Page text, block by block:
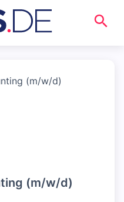
(m/w/d)
(m/w/d)